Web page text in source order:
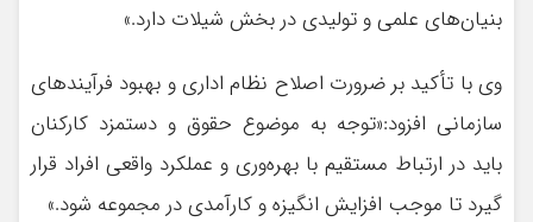
بنیان‌های علمی و تولیدی در بخش شیلات دارد.»
وی با تأکید بر ضرورت اصلاح نظام اداری و بهبود فرآیندهای
سازمانی افزود:«توجه به موضوع حقوق و دستمزد کارکنان
باید در ارتباط مستقیم با بهره‌وری و عملکرد واقعی افراد قرار
گیرد تا موجب افزایش انگیزه و کارآمدی در مجموعه شود.»